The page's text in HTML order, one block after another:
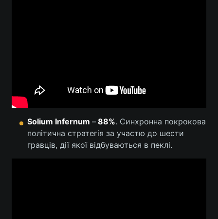
Solium Infernum – 88%. Синхронна покрокова
політична стратегія за участю до шести
гравців, дії якої відбуваються в пеклі.